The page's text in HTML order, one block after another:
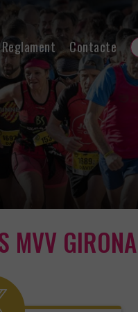
Reglament Contacte
MVV GIRONA